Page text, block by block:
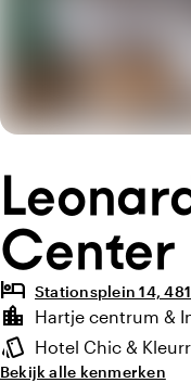
Center
hotel Stationsplein 14,
Highlights
location_city
Locatie en omgeving
Hartje centrum &
style
Sfeer en uitstraling
Hotel Chic &
Bekijk alle kenmerken